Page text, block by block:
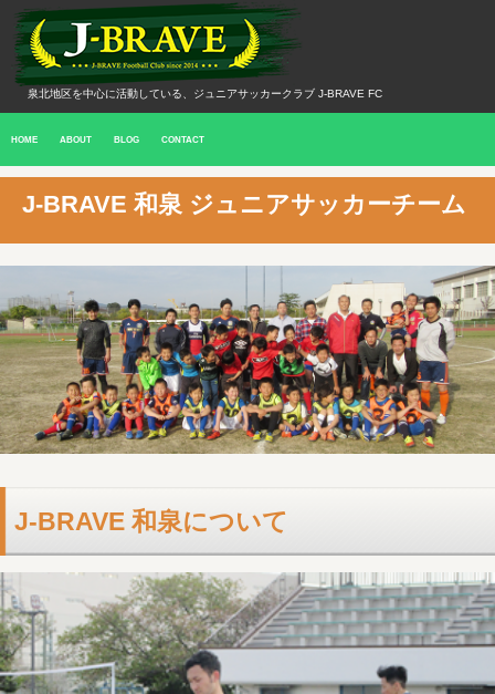
泉北地区を中心に活動している、ジュニアサッカークラブ J-BRAVE FC
HOME ABOUT BLOG CONTACT
J-BRAVE 和泉 ジュニアサッカーチーム
J-BRAVE 和泉について